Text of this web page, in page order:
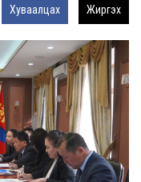
Хуваалцах Жиргэх